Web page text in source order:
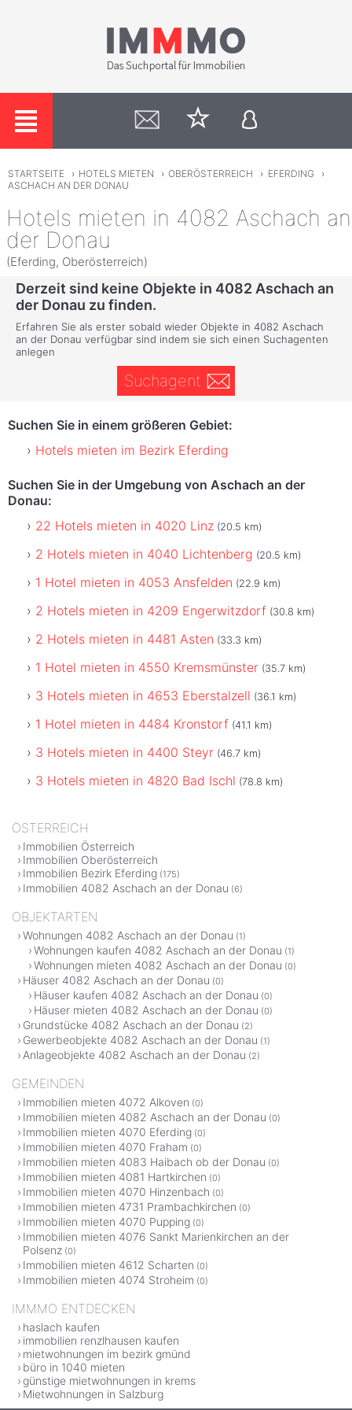
STARTSEITE › HOTELS MIETEN › OBERÖSTERREICH › EFERDING
›
ASCHACH AN DER DONAU
Hotels mieten in 4082 Aschach an
der Donau
(Eferding, Oberösterreich)
Derzeit sind keine Objekte in 4082 Aschach an
der Donau zu finden.
Erfahren Sie als erster sobald wieder Objekte in 4082 Aschach
an der Donau verfügbar sind indem sie sich einen Suchagenten
anlegen
Suchagent
Suchen Sie in einem größeren Gebiet:
Hotels mieten im Bezirk Eferding
Suchen Sie in der Umgebung von Aschach an der
Donau:
22 Hotels mieten in 4020 Linz (20.5 km)
2 Hotels mieten in 4040 Lichtenberg (20.5 km)
1 Hotel mieten in 4053 Ansfelden (22.9 km)
2 Hotels mieten in 4209 Engerwitzdorf (30.8 km)
2 Hotels mieten in 4481 Asten (33.3 km)
1 Hotel mieten in 4550 Kremsmünster (35.7 km)
3 Hotels mieten in 4653 Eberstalzell (36.1 km)
1 Hotel mieten in 4484 Kronstorf (41.1 km)
3 Hotels mieten in 4400 Steyr (46.7 km)
3 Hotels mieten in 4820 Bad Ischl (78.8 km)
ÖSTERREICH
Immobilien Österreich
Immobilien Oberösterreich
Immobilien Bezirk Eferding (175)
Immobilien 4082 Aschach an der Donau (6)
OBJEKTARTEN
Wohnungen 4082 Aschach an der Donau (1)
Wohnungen kaufen 4082 Aschach an der Donau (1)
Wohnungen mieten 4082 Aschach an der Donau (0)
Häuser 4082 Aschach an der Donau (0)
Häuser kaufen 4082 Aschach an der Donau (0)
Häuser mieten 4082 Aschach an der Donau (0)
Grundstücke 4082 Aschach an der Donau (2)
Gewerbeobjekte 4082 Aschach an der Donau (1)
Anlageobjekte 4082 Aschach an der Donau (2)
GEMEINDEN
Immobilien mieten 4072 Alkoven (0)
Immobilien mieten 4082 Aschach an der Donau (0)
Immobilien mieten 4070 Eferding (0)
Immobilien mieten 4070 Fraham (0)
Immobilien mieten 4083 Haibach ob der Donau (0)
Immobilien mieten 4081 Hartkirchen (0)
Immobilien mieten 4070 Hinzenbach (0)
Immobilien mieten 4731 Prambachkirchen (0)
Immobilien mieten 4070 Pupping (0)
Immobilien mieten 4076 Sankt Marienkirchen an der
Polsenz (0)
Immobilien mieten 4612 Scharten (0)
Immobilien mieten 4074 Stroheim (0)
IMMMO ENTDECKEN
haslach kaufen
immobilien renzlhausen kaufen
mietwohnungen im bezirk gmünd
büro in 1040 mieten
günstige mietwohnungen in krems
Mietwohnungen in Salzburg